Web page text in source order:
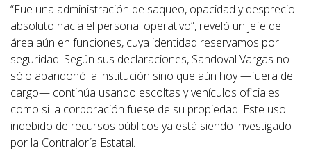
“Fue una administración de saqueo, opacidad y desprecio
absoluto hacia el personal operativo”, reveló un jefe de
área aún en funciones, cuya identidad reservamos por
seguridad. Según sus declaraciones, Sandoval Vargas no
sólo abandonó la institución sino que aún hoy —fuera del
cargo— continúa usando escoltas y vehículos oficiales
como si la corporación fuese de su propiedad. Este uso
indebido de recursos públicos ya está siendo investigado
por la Contraloría Estatal.